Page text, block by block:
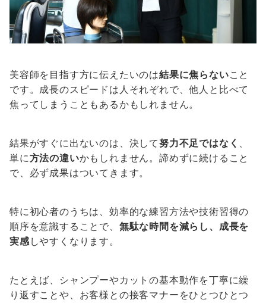
美容師を目指す方に伝えたいのは結果に焦らないこと
です。成長のスピードは人それぞれで、他人と比べて
焦ってしまうこともあるかもしれません。
結果がすぐに出ないのは、決して努力不足ではなく 、
単に方法の違いかもしれません。諦めずに続けること
で、必ず成果はついてきます。
特に初心者のうちは、効率的な練習方法や技術習得の
順序を意識することで、 無駄な時間を減らし、成長を
実感しやすくなります。
たとえば、シャンプーやカットの基本動作を丁寧に繰
り返すことや、お客様との接客マナーをひとつひとつ